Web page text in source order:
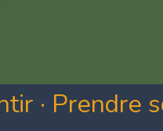
· Prendre